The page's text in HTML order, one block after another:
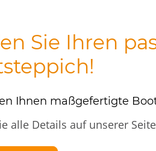
Sie Ihren
Ihnen maßgefertigte
alle Details auf unserer Seite